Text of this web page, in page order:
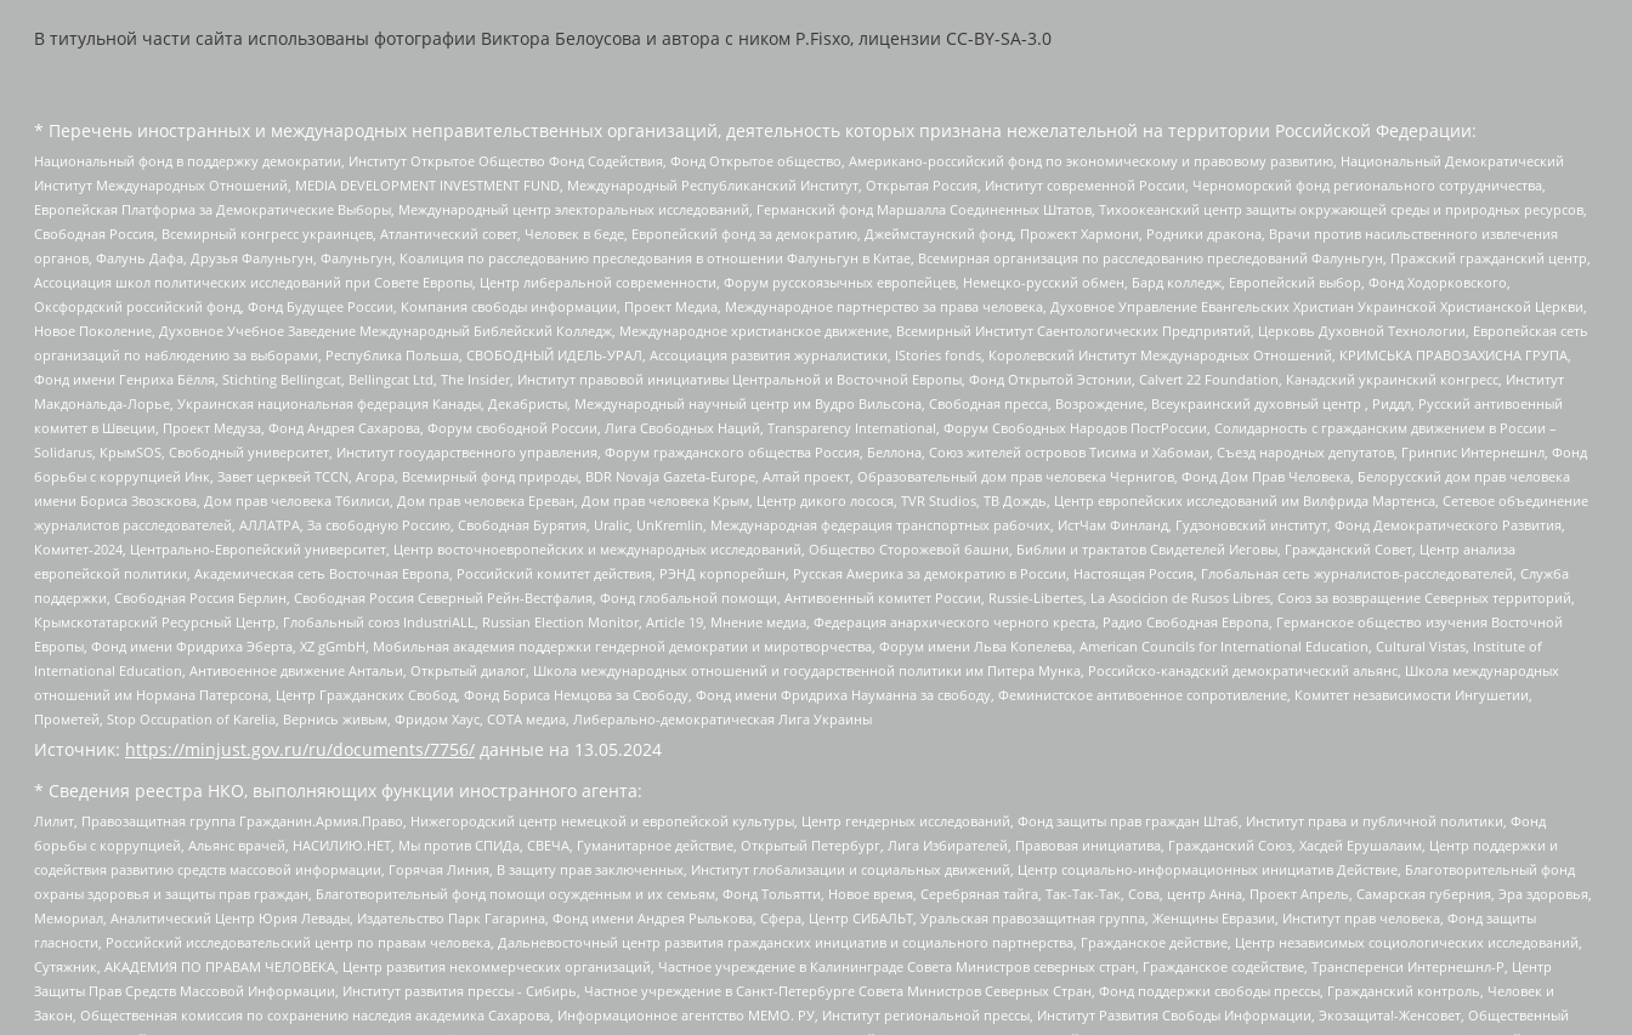
В титульной части сайта использованы фотографии Виктора Белоусова и автора с ником P.Fisxo, лицензии CC-BY-SA-3.0
* Перечень иностранных и международных неправительственных организаций, деятельность которых признана нежелательной на территории Российской Федерации:
Национальный фонд в поддержку демократии, Институт Открытое Общество Фонд Содействия, Фонд Открытое общество, Американо-российский фонд по экономическому и правовому развитию, Национальный Демократический
Институт Международных Отношений, MEDIA DEVELOPMENT INVESTMENT FUND, Международный Республиканский Институт, Открытая Россия, Институт современной России, Черноморский фонд регионального сотрудничества,
Европейская Платформа за Демократические Выборы, Международный центр электоральных исследований, Германский фонд Маршалла Соединенных Штатов, Тихоокеанский центр защиты окружающей среды и природных ресурсов,
Свободная Россия, Всемирный конгресс украинцев, Атлантический совет, Человек в беде, Европейский фонд за демократию, Джеймстаунский фонд, Прожект Хармони, Родники дракона, Врачи против насильственного извлечения
органов, Фалунь Дафа, Друзья Фалуньгун, Фалуньгун, Коалиция по расследованию преследования в отношении Фалуньгун в Китае, Всемирная организация по расследованию преследований Фалуньгун, Пражский гражданский центр,
Ассоциация школ политических исследований при Совете Европы, Центр либеральной современности, Форум русскоязычных европейцев, Немецко-русский обмен, Бард колледж, Европейский выбор, Фонд Ходорковского,
Оксфордский российский фонд, Фонд Будущее России, Компания свободы информации, Проект Медиа, Международное партнерство за права человека, Духовное Управление Евангельских Христиан Украинской Христианской Церкви,
Новое Поколение, Духовное Учебное Заведение Международный Библейский Колледж, Международное христианское движение, Всемирный Институт Саентологических Предприятий, Церковь Духовной Технологии, Европейская сеть
организаций по наблюдению за выборами, Республика Польша, СВОБОДНЫЙ ИДЕЛЬ-УРАЛ, Ассоциация развития журналистики, IStories fonds, Королевский Институт Международных Отношений, КРИМСЬКА ПРАВОЗАХИСНА ГРУПА,
Фонд имени Генриха Бёлля, Stichting Bellingcat, Bellingcat Ltd, The Insider, Институт правовой инициативы Центральной и Восточной Европы, Фонд Открытой Эстонии, Calvert 22 Foundation, Канадский украинский конгресс, Институт
Макдональда-Лорье, Украинская национальная федерация Канады, Декабристы, Международный научный центр им Вудро Вильсона, Свободная пресса, Возрождение, Всеукраинский духовный центр , Риддл, Русский антивоенный
комитет в Швеции, Проект Медуза, Фонд Андрея Сахарова, Форум свободной России, Лига Свободных Наций, Transparеncy International, Форум Свободных Народов ПостРоссии, Солидарность с гражданским движением в России –
Solidarus, КрымSOS, Свободный университет, Институт государственного управления, Форум гражданского общества Россия, Беллона, Союз жителей островов Тисима и Хабомаи, Съезд народных депутатов, Гринпис Интернешнл, Фонд
борьбы с коррупцией Инк, Завет церквей TCCN, Агора, Всемирный фонд природы, BDR Novaja Gazeta-Europe, Алтай проект, Образовательный дом прав человека Чернигов, Фонд Дом Прав Человека, Белорусский дом прав человека
имени Бориса Звозскова, Дом прав человека Тбилиси, Дом прав человека Ереван, Дом прав человека Крым, Центр дикого лосося, TVR Studios, ТВ Дождь, Центр европейских исследований им Вилфрида Мартенса, Сетевое объединение
журналистов расследователей, АЛЛАТРА, За свободную Россию, Свободная Бурятия, Uralic, UnKremlin, Международная федерация транспортных рабочих, ИстЧам Финланд, Гудзоновский институт, Фонд Демократического Развития,
Комитет-2024, Центрально-Европейский университет, Центр восточноевропейских и международных исследований, Общество Сторожевой башни, Библии и трактатов Свидетелей Иеговы, Гражданский Совет, Центр анализа
европейской политики, Академическая сеть Восточная Европа, Российский комитет действия, РЭНД корпорейшн, Русская Америка за демократию в России, Настоящая Россия, Глобальная сеть журналистов-расследователей, Служба
поддержки, Свободная Россия Берлин, Свободная Россия Северный Рейн-Вестфалия, Фонд глобальной помощи, Антивоенный комитет России, Russie-Libertes, La Asocicion de Rusos Libres, Союз за возвращение Северных территорий,
Крымскотатарский Ресурсный Центр, Глобальный союз IndustriALL, Russian Election Monitor, Article 19, Мнение медиа, Федерация анархического черного креста, Радио Свободная Европа, Германское общество изучения Восточной
Европы, Фонд имени Фридриха Эберта, XZ gGmbH, Мобильная академия поддержки гендерной демократии и миротворчества, Форум имени Льва Копелева, American Councils for International Education, Cultural Vistas, Institute of
International Education, Антивоенное движение Антальи, Открытый диалог, Школа международных отношений и государственной политики им Питера Мунка, Российско-канадский демократический альянс, Школа международных
отношений им Нормана Патерсона, Центр Гражданских Свобод, Фонд Бориса Немцова за Свободу, Фонд имени Фридриха Науманна за свободу, Феминистское антивоенное сопротивление, Комитет независимости Ингушетии,
Прометей, Stop Occupation of Karelia, Вернись живым, Фридом Хаус, СОТА медиа, Либерально-демократическая Лига Украины
Источник: https://minjust.gov.ru/ru/documents/7756/ данные на 13.05.2024
* Сведения реестра НКО, выполняющих функции иностранного агента:
Лилит, Правозащитная группа Гражданин.Армия.Право, Нижегородский центр немецкой и европейской культуры, Центр гендерных исследований, Фонд защиты прав граждан Штаб, Институт права и публичной политики, Фонд
борьбы с коррупцией, Альянс врачей, НАСИЛИЮ.НЕТ, Мы против СПИДа, СВЕЧА, Гуманитарное действие, Открытый Петербург, Лига Избирателей, Правовая инициатива, Гражданский Союз, Хасдей Ерушалаим, Центр поддержки и
содействия развитию средств массовой информации, Горячая Линия, В защиту прав заключенных, Институт глобализации и социальных движений, Центр социально-информационных инициатив Действие, Благотворительный фонд
охраны здоровья и защиты прав граждан, Благотворительный фонд помощи осужденным и их семьям, Фонд Тольятти, Новое время, Серебряная тайга, Так-Так-Так, Сова, центр Анна, Проект Апрель, Самарская губерния, Эра здоровья,
Мемориал, Аналитический Центр Юрия Левады, Издательство Парк Гагарина, Фонд имени Андрея Рылькова, Сфера, Центр СИБАЛЬТ, Уральская правозащитная группа, Женщины Евразии, Институт прав человека, Фонд защиты
гласности, Российский исследовательский центр по правам человека, Дальневосточный центр развития гражданских инициатив и социального партнерства, Гражданское действие, Центр независимых социологических исследований,
Сутяжник, АКАДЕМИЯ ПО ПРАВАМ ЧЕЛОВЕКА, Центр развития некоммерческих организаций, Частное учреждение в Калининграде Совета Министров северных стран, Гражданское содействие, Трансперенси Интернешнл-Р, Центр
Защиты Прав Средств Массовой Информации, Институт развития прессы - Сибирь, Частное учреждение в Санкт-Петербурге Совета Министров Северных Стран, Фонд поддержки свободы прессы, Гражданский контроль, Человек и
Закон, Общественная комиссия по сохранению наследия академика Сахарова, Информационное агентство МЕМО. РУ, Институт региональной прессы, Институт Развития Свободы Информации, Экозащита!-Женсовет, Общественный